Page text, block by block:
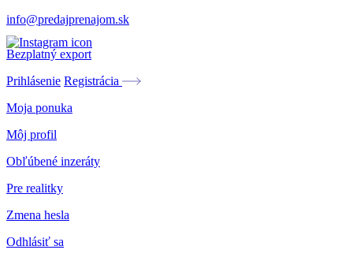
info@predajprenajom.sk
Bezplatný export
Prihlásenie Registrácia
Moja ponuka
Môj profil
Obľúbené inzeráty
Pre realitky
Zmena hesla
Odhlásiť sa